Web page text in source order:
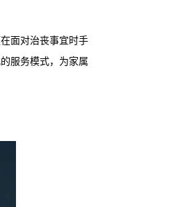
面对治丧事宜时手
服务模式，为家属